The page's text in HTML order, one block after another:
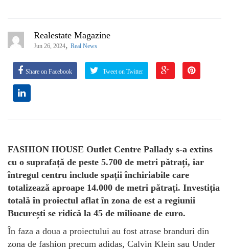
Realestate Magazine
Jun 26, 2024, Real News
Share on Facebook Tweet on Twitter
FASHION HOUSE Outlet Centre Pallady s-a extins
cu o suprafață de peste 5.700 de metri pătrați, iar
întregul centru include spații închiriabile care
totalizează aproape 14.000 de metri pătrați. Investiția
totală în proiectul aflat în zona de est a regiunii
București se ridică la 45 de milioane de euro.
În faza a doua a proiectului au fost atrase branduri din
zona de fashion precum adidas, Calvin Klein sau Under